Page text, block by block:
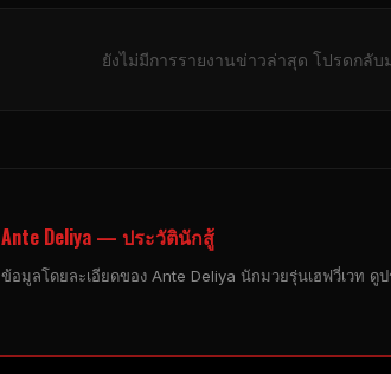
ยังไม่มีการรายงานข่าวล่าสุด โปรดกลั
Ante Deliya — ประวัตินักสู้
ข้อมูลโดยละเอียดของ Ante Deliya นักมวยรุ่นเฮฟวี่เวท